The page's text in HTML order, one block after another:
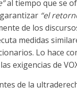
al tiempo que se
“el
de los
medidas
Lo hace
exigencias de
de la